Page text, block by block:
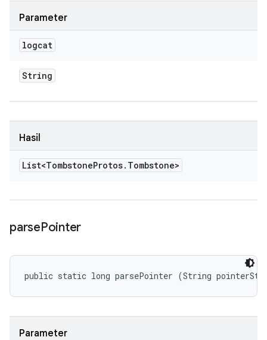
Parameter
logcat
String
Hasil
List<TombstoneProtos. Tombstone>
parsePointer
public static long parsePointer (String
Parameter